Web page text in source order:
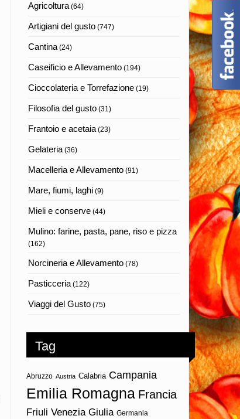
Agricoltura(64)
Artigiani del gusto (747)
Cantina(24)
Caseificio e Allevamento (194)
Cioccolateria e Torrefazione (19)
Filosofia del gusto (31)
Frantoio e acetaia(23)
Gelateria(36)
Macelleria e Allevamento (91)
Mare, fiumi, laghi (9)
Mieli e conserve (44)
Mulino: farine, pasta, pane, riso e pizza
(162)
Norcineria e Allevamento (78)
Pasticceria(122)
Viaggi del Gusto (75)
Tag
Abruzzo Austria Calabria Campania
Emilia Romagna Francia
Friuli Venezia Giulia Germania